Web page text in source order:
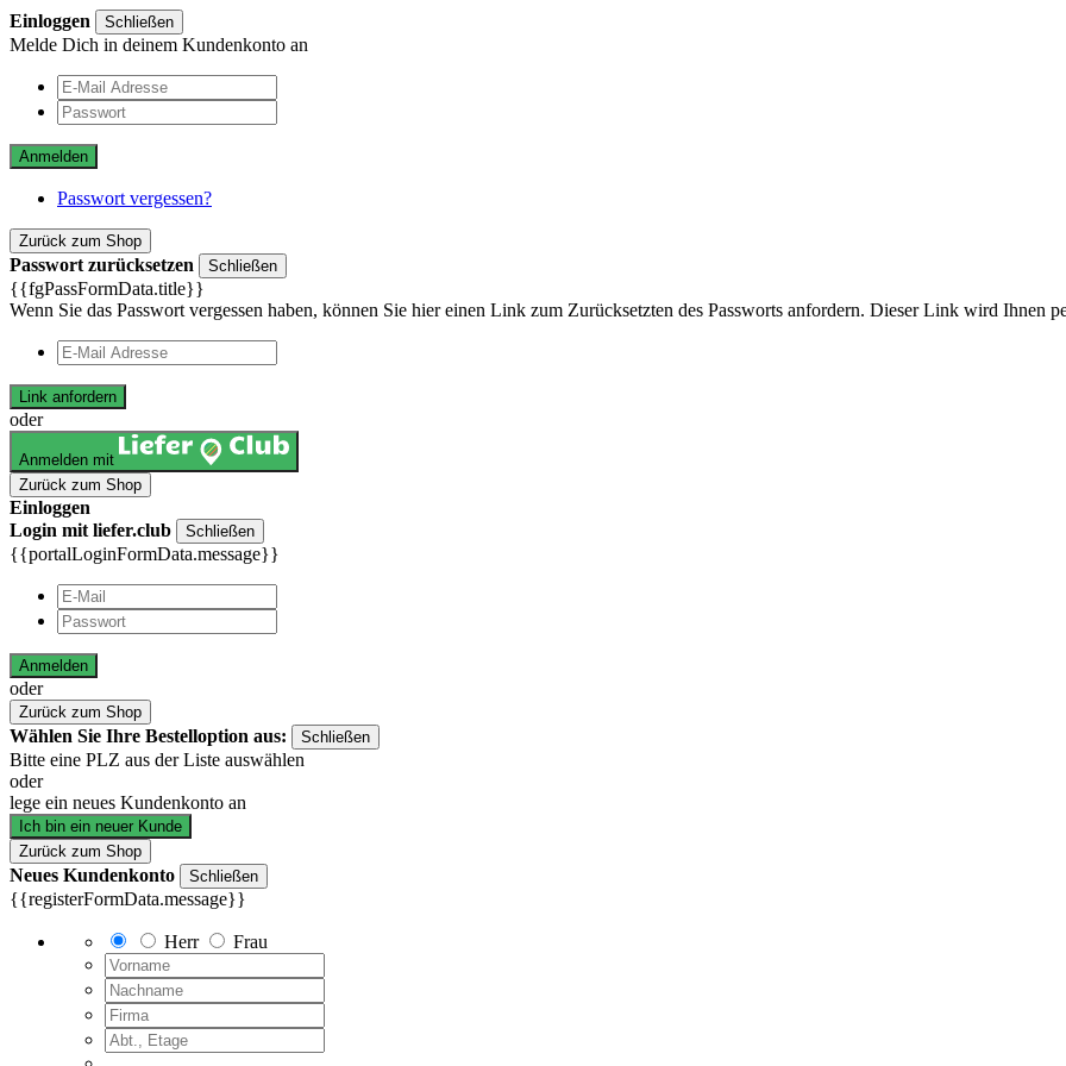
Einloggen Schließen
Melde Dich in deinem Kundenkonto an
Anmelden
Passwort vergessen?
Zurück zum Shop
Passwort zurücksetzen Schließen
{{fgPassFormData.title}}
Wenn Sie das Passwort vergessen haben, können Sie hier einen Link zum Zurücksetzten des Passworts anfordern. Dieser Link wird Ihnen
Link anfordern
oder
Anmelden mit
Zurück zum Shop
Einloggen
Login mit liefer.club
Schließen
{{portalLoginFormData.message}}
Anmelden
oder
Zurück zum Shop
Wählen Sie Ihre Bestelloption aus: Schließen
Bitte eine PLZ aus der Liste auswählen
oder
lege ein neues Kundenkonto an
Ich bin ein neuer Kunde
Zurück zum Shop
Neues Kundenkonto Schließen
{{registerFormData.message}}
Herr Frau